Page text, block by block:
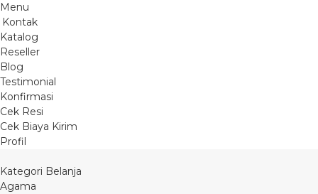
Menu
Kontak
Katalog
Reseller
Blog
Testimonial
Konfirmasi
Cek Resi
Cek Biaya Kirim
Profil
Kategori Belanja
Agama